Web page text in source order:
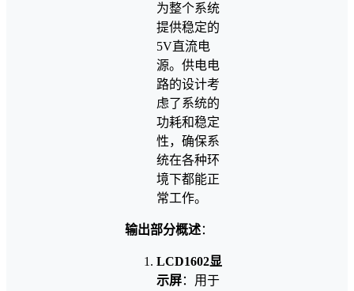
为整个系统
提供稳定的
5V直流电
源。供电电
路的设计考
虑了系统的
功耗和稳定
性，确保系
统在各种环
境下都能正
常工作。
输出部分概述：
LCD1602显
示屏：用于